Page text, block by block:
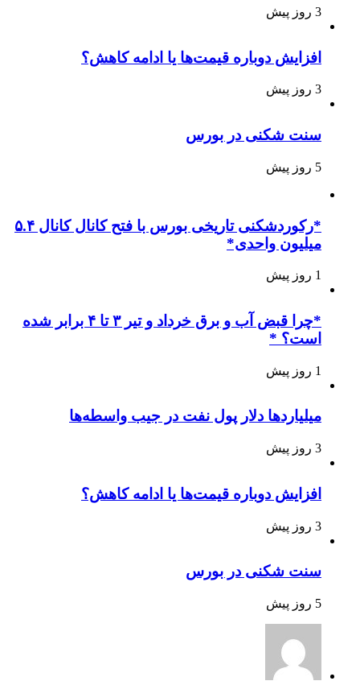
3 روز پیش
افزایش دوباره قیمت‌ها یا ادامه کاهش؟
3 روز پیش
سنت شکنی در بورس
5 روز پیش
*رکوردشکنی تاریخی بورس با فتح کانال کانال ۵.۴
میلیون واحدی*
1 روز پیش
*چرا قبض آب و برق خرداد و تیر ۳ تا ۴ برابر شده
است؟ *
1 روز پیش
میلیاردها دلار پول نفت در جیب واسطه‌ها
3 روز پیش
افزایش دوباره قیمت‌ها یا ادامه کاهش؟
3 روز پیش
سنت شکنی در بورس
5 روز پیش